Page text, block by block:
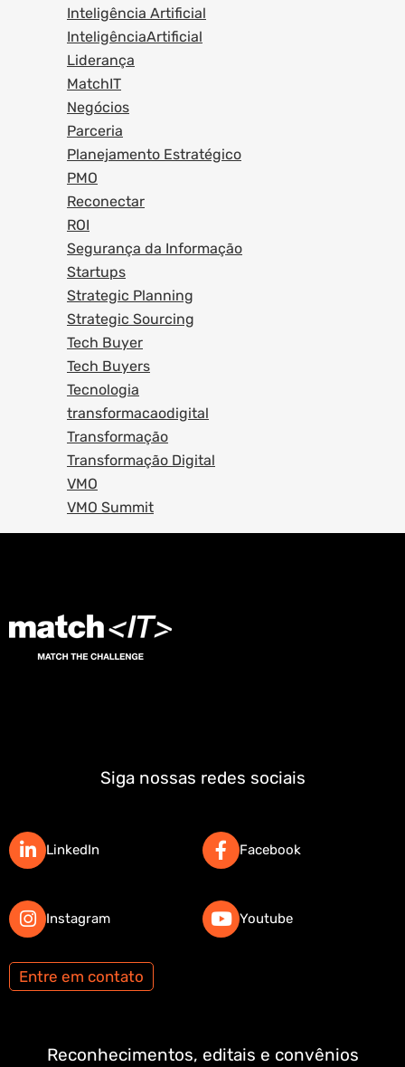
Inteligência Artificial
InteligênciaArtificial
Liderança
MatchIT
Negócios
Parceria
Planejamento Estratégico
PMO
Reconectar
ROI
Segurança da Informação
Startups
Strategic Planning
Strategic Sourcing
Tech Buyer
Tech Buyers
Tecnologia
transformacaodigital
Transformação
Transformação Digital
VMO
VMO Summit
Siga nossas redes sociais
LinkedIn
Instagram
Facebook
Youtube
Entre em contato
Reconhecimentos, editais e convênios